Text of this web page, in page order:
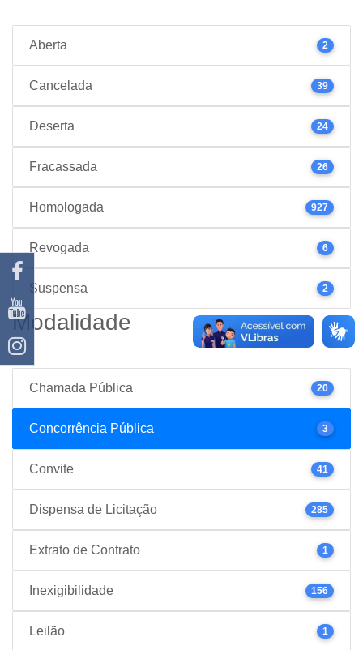
Aberta 2
Cancelada 39
Deserta 24
Fracassada 26
Homologada 927
Revogada 6
Suspensa 2
Modalidade
Chamada Pública 20
Concorrência Pública 3
Convite 41
Dispensa de Licitação 285
Extrato de Contrato 1
Inexigibilidade 156
Leilão 1